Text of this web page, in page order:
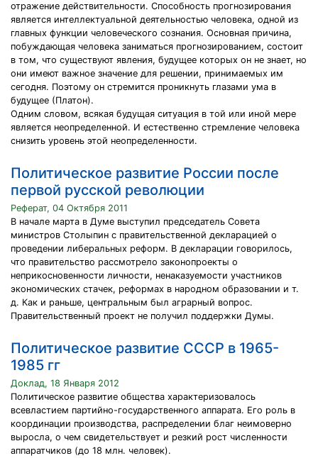
отражение действительности. Способность прогнозирования
является интеллектуальной деятельностью человека, одной из
главных функции человеческого сознания. Основная причина,
побуждающая человека заниматься прогнозированием, состоит
в том, что существуют явления, будущее которых он не знает, но
они имеют важное значение для решении, принимаемых им
сегодня. Поэтому он стремится проникнуть глазами ума в
будущее (Платон).
Одним словом, всякая будущая ситуация в той или иной мере
является неопределенной. И естественно стремление человека
снизить уровень этой неопределенности.
Политическое развитие России после
первой русской революции
Реферат, 04 Октября 2011
В начале марта в Думе выступил председатель Совета
министров Столыпин с правительственной декларацией о
проведении либеральных реформ. В декларации говорилось,
что правительство рассмотрело законопроекты о
неприкосновенности личности, ненаказуемости участников
экономических стачек, реформах в народном образовании и т.
д. Как и раньше, центральным был аграрный вопрос.
Правительственный проект не получил поддержки Думы.
Политическое развитие СССР в 1965-
1985 гг
Доклад, 18 Января 2012
Политическое развитие общества характеризовалось
всевластием партийно-государственного аппарата. Его роль в
координации производства, распределении благ неимоверно
выросла, о чем свидетельствует и резкий рост численности
аппаратчиков (до 18 млн. человек).